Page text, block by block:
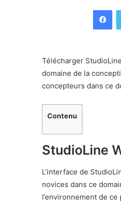
Télécharger
domaine de la
concepteurs dans ce
Contenu
StudioLine
L’interface de
novices dans ce
l’environnement de